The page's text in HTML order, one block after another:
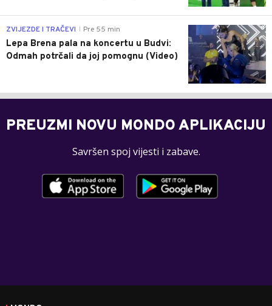
0
ZVIJEZDE I TRAČEVI Pre 55 min
Lepa Brena pala na koncertu u Budvi:
Odmah potrčali da joj pomognu (Video)
PREUZMI NOVU MONDO APLIKACIJU
Savršen spoj vijesti i zabave.